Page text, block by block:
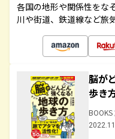
各国の地形や関係性をな
川や街道、鉄道線など旅
脳が
歩き